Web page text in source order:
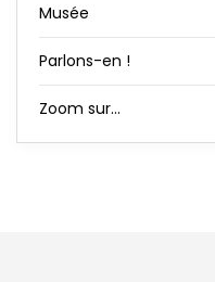
Musée
Parlons-en !
Zoom sur…